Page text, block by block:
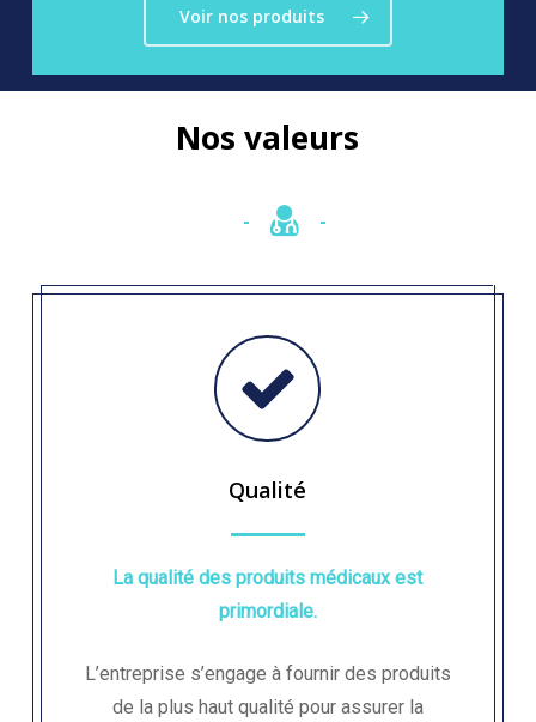
Voir nos produits
Nos valeurs
Qualité
La qualité des produits médicaux est
primordiale.
L’entreprise s’engage à fournir des produits
de la plus haut qualité pour assurer la